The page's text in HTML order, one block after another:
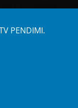
PENDIMI.